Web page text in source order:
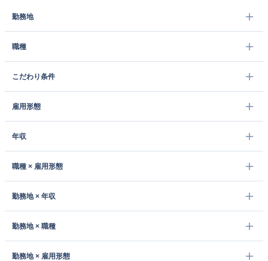
勤務地
職種
こだわり条件
雇用形態
年収
職種 × 雇用形態
勤務地 × 年収
勤務地 × 職種
勤務地 × 雇用形態